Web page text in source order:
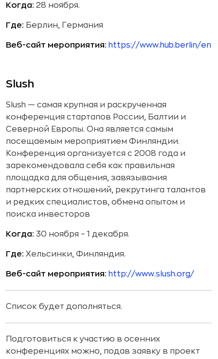
Когда: 28 ноября.
Где: Берлин, Германия
Веб-сайт мероприятия: https://www.hub.berlin/en
Slush
Slush — самая крупная и раскрученная
конференция стартапов России, Балтии и
Северной Европы. Она является самым
посещаемым мероприятием Финляндии.
Конференция организуется с 2008 года и
зарекомендовала себя как правильная
площадка для общения, завязывания
партнерских отношений, рекрутинга талантов
и редких специалистов, обмена опытом и
поиска инвесторов
Когда: 30 ноября – 1 декабря.
Где: Хельсинки, Финляндия.
Веб-сайт мероприятия: http://www.slush.org/
Список будет дополняться.
Подготовиться к участию в осенних
конференциях можно, подав заявку в проект